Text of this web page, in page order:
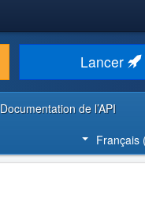
Lancer
Documentation de l’API
Français